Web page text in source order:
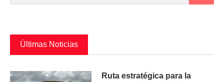
Últimas Noticias
Ruta estratégica para la